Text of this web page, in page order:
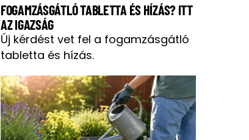
FOGAMZÁSGÁTLÓ TABLETTA ÉS HÍZÁS? ITT
AZ IGAZSÁG
Új kérdést vet fel a fogamzásgátló
tabletta és hízás.